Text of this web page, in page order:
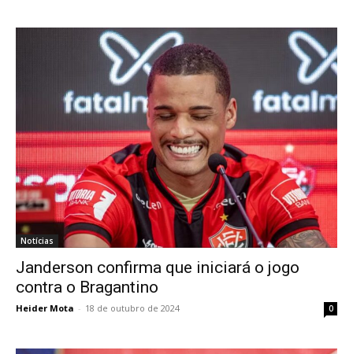
Notícias
Janderson confirma que iniciará o jogo
contra o Bragantino
Heider Mota - 18 de outubro de 2024 0